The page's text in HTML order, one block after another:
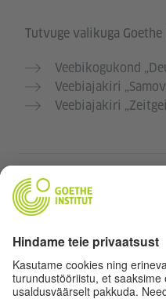
Tutvuge valikuga
Veebikogukond
Veebiajakiri
Veebiajakiri
See veebileht peaks
võimalikult paljudele
kasutame vastavalt
Privaatsussätted